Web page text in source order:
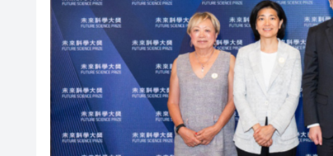
東涌巴士撞電單車 巴士司機涉危
有片丨清淡不等於吃素！ 清淡飲